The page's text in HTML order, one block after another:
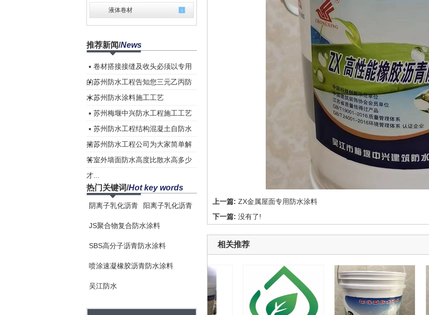
液体卷材
推荐新闻/News
卷材搭接接缝及收头必须以专用
的...苏州防水工程告知您三元乙丙防
水...苏州防水涂料施工工艺
苏州梅堰中兴防水工程施工工艺
苏州防水工程结构混凝土自防水
措...苏州防水工程公司为大家简单解
答...室外墙面防水高度比散水高多少
才...
热门关键词/Hot key words
阴离子乳化沥青 阳离子乳化沥青
JS聚合物复合防水涂料
SBS高分子沥青防水涂料
喷涂速凝橡胶沥青防水涂料
吴江防水
上一篇: ZX金属屋面专用防水涂料
下一篇: 没有了!
相关推荐